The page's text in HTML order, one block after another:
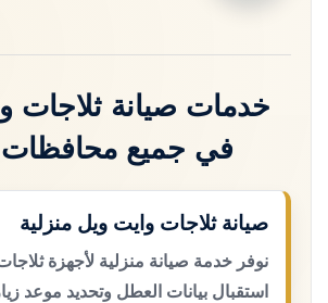
خدمات صيانة ثلاجات
في جميع
صيانة ثلاجات وايت ويل منزلية
نوفر خدمة صيانة منزلية لأجهزة
استقبال بيانات العطل وتحديد موعد